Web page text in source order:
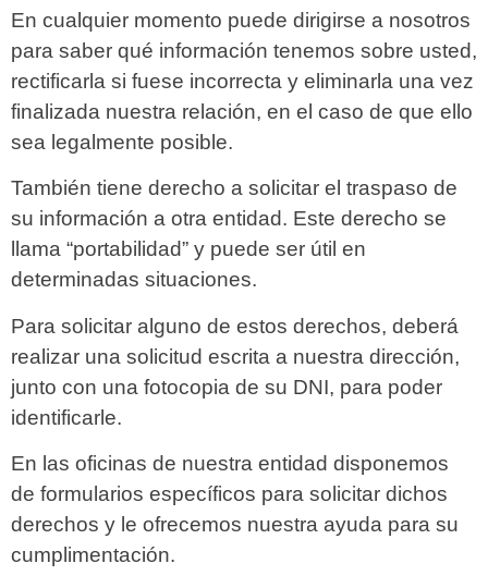
En cualquier momento puede dirigirse a nosotros
para saber qué información tenemos sobre usted,
rectificarla si fuese incorrecta y eliminarla una vez
finalizada nuestra relación, en el caso de que ello
sea legalmente posible.
También tiene derecho a solicitar el traspaso de
su información a otra entidad. Este derecho se
llama “portabilidad” y puede ser útil en
determinadas situaciones.
Para solicitar alguno de estos derechos, deberá
realizar una solicitud escrita a nuestra dirección,
junto con una fotocopia de su DNI, para poder
identificarle.
En las oficinas de nuestra entidad disponemos
de formularios específicos para solicitar dichos
derechos y le ofrecemos nuestra ayuda para su
cumplimentación.